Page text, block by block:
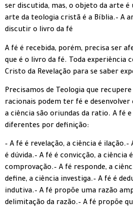
ser discutida, mas, o objeto da arte é
arte da teologia cristã é a Bíblia.– A
discutir o livro da fé
A fé é recebida, porém, precisa ser
que é o livro da fé. Toda experiência
Cristo da Revelação para se saber
Precisamos de Teologia que
racionais podem ter fé e
a ciência são oriundas da ratio. A fé
diferentes por definição:
– A fé é revelação, a ciência é
é dúvida.– A fé é convicção, a ciência
comprovação.– A fé responde, a
define, a ciência investiga.– A fé é
indutiva.– A fé propõe uma razão
delimitação da razão.– A fé propõe